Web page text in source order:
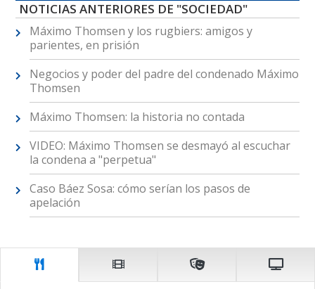
NOTICIAS ANTERIORES DE "SOCIEDAD"
Máximo Thomsen y los rugbiers: amigos y
parientes, en prisión
Negocios y poder del padre del condenado Máximo
Thomsen
Máximo Thomsen: la historia no contada
VIDEO: Máximo Thomsen se desmayó al escuchar
la condena a "perpetua"
Caso Báez Sosa: cómo serían los pasos de
apelación